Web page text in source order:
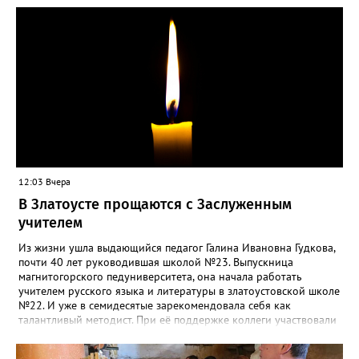
12:03 Вчера
В Златоусте прощаются с Заслуженным
учителем
Из жизни ушла выдающийся педагог Галина Ивановна Гудкова,
почти 40 лет руководившая школой №23. Выпускница
магнитогорского педуниверситета, она начала работать
учителем русского языка и литературы в златоустовской школе
№22. И уже в семидесятые зарекомендовала себя как
талантливый методист. При её поддержке коллеги участвовали
«Благодаря её мудрому руководству в школе сформировался